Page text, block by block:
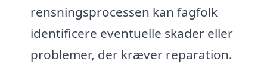
rensningsprocessen kan fagfolk
identificere eventuelle skader eller
problemer, der kræver reparation.